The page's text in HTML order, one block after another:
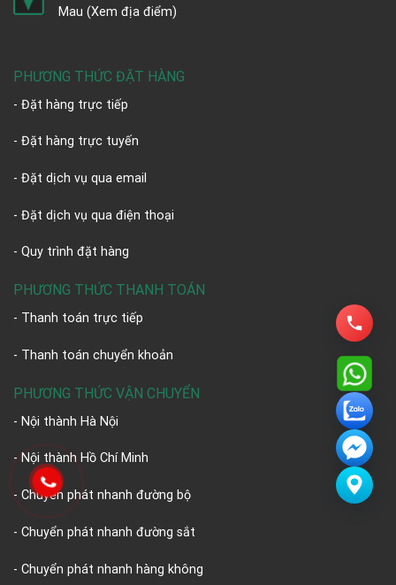
Mau (Xem địa điểm)
PHƯƠNG THỨC ĐẶT HÀNG
- Đặt hàng trực tiếp
- Đặt hàng trực tuyến
- Đặt dịch vụ qua email
- Đặt dịch vụ qua điện thoại
- Quy trình đặt hàng
PHƯƠNG THỨC THANH TOÁN
- Thanh toán trực tiếp
- Thanh toán chuyển khoản
PHƯƠNG THỨC VẬN CHUYỂN
- Nội thành Hà Nội
- Nội thành Hồ Chí Minh
- Chuyển phát nhanh đường bộ
- Chuyển phát nhanh đường sắt
- Chuyển phát nhanh hàng không